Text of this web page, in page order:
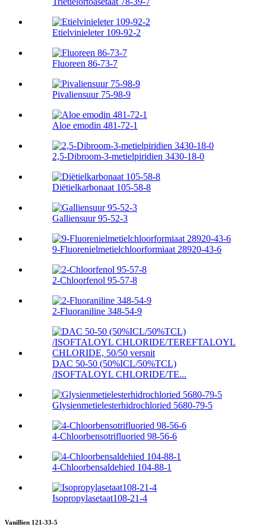
Etielvinieleter 109-92-2
Fluoreen 86-73-7
Pivaliensuur 75-98-9
Aloe emodin 481-72-1
2,5-Dibroom-3-metielpiridien 3430-18-0
Diëtielkarbonaat 105-58-8
Galliensuur 95-52-3
9-Fluorenielmetielchloorformiaat 28920-43-6
2-Chloorfenol 95-57-8
2-Fluoraniline 348-54-9
DAC 50-50 (50%ICL/50%TCL)
/ISOFTALOYL CHLORIDE/TE...
Glysienmetielesterhidrochloried 5680-79-5
4-Chloorbensotrifluoried 98-56-6
4-Chloorbensaldehied 104-88-1
Isopropylasetaat108-21-4
Vanillien 121-33-5